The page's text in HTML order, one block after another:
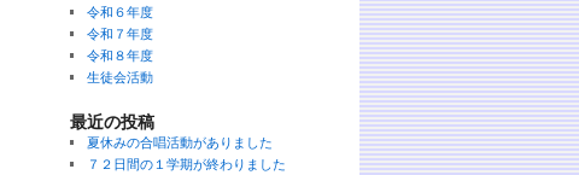
令和６年度
令和７年度
令和８年度
生徒会活動
最近の投稿
夏休みの合唱活動がありました
７２日間の１学期が終わりました